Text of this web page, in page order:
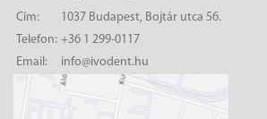
Cím:
1037 Budapest, Bojtár utca 56.
Telefon: +36 1 299-0117
Email:
info@ivodent.hu